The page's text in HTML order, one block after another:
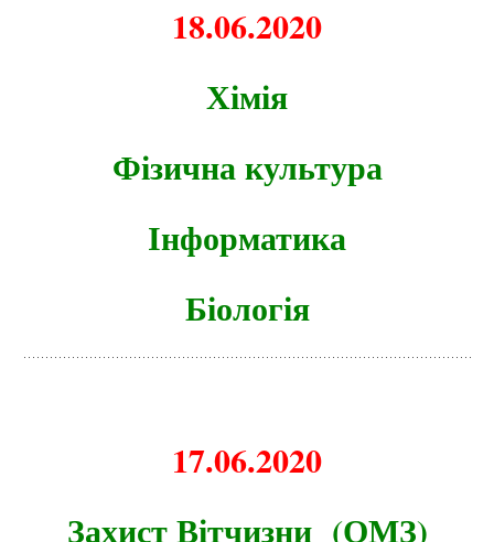
18.06.2020
Хімія
Фізична культура
Інформатика
Біологія
17.06.2020
Захист Вітчизни (ОМЗ)